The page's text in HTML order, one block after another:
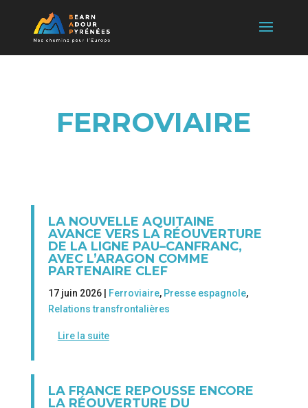
FERROVIAIRE
LA NOUVELLE AQUITAINE
AVANCE VERS LA RÉOUVERTURE
DE LA LIGNE PAU–CANFRANC,
AVEC L’ARAGON COMME
PARTENAIRE CLEF
17 juin 2026 | Ferroviaire, Presse espagnole,
Relations transfrontalières
Lire la suite
LA FRANCE REPOUSSE ENCORE
LA RÉOUVERTURE DU